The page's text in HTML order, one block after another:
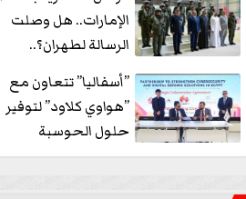
الإمارات.. هل وصلت
الرسالة لطهران؟..
”ماعت جروب” تُجيب؟
|...
”أسفاليا” تتعاون مع
”هواوي كلاود” لتوفير
حلول الحوسبة
السحابية والأمن